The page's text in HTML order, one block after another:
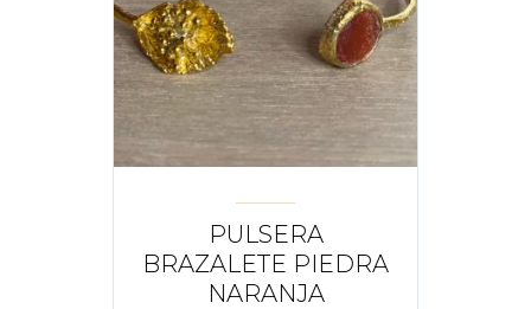
PULSERA
BRAZALETE PIEDRA
NARANJA